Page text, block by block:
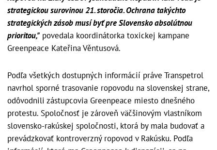
strategickou surovinou 21. storočia. Ochrana takýchto
strategických zásob musí byť pre Slovensko absolútnou
prioritou," povedala koordinátorka toxickej kampane
Greenpeace Kateřina Věntusová.
Podľa všetkých dostupných informácií práve Transpetrol
navrhol sporné trasovanie ropovodu na slovenskej strane,
odôvodnili zástupcovia Greenpeace miesto dnešného
protestu. Spoločnosť je zároveň väčšinovým vlastníkom
slovensko-rakúskej spoločnosti, ktorá by mala budovať a
prevádzkovať kontroverzný ropovod v Rakúsku. Podľa